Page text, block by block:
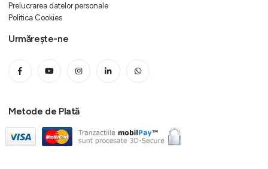
Prelucrarea datelor personale
Politica Cookies
Urmărește-ne
Metode de Plată